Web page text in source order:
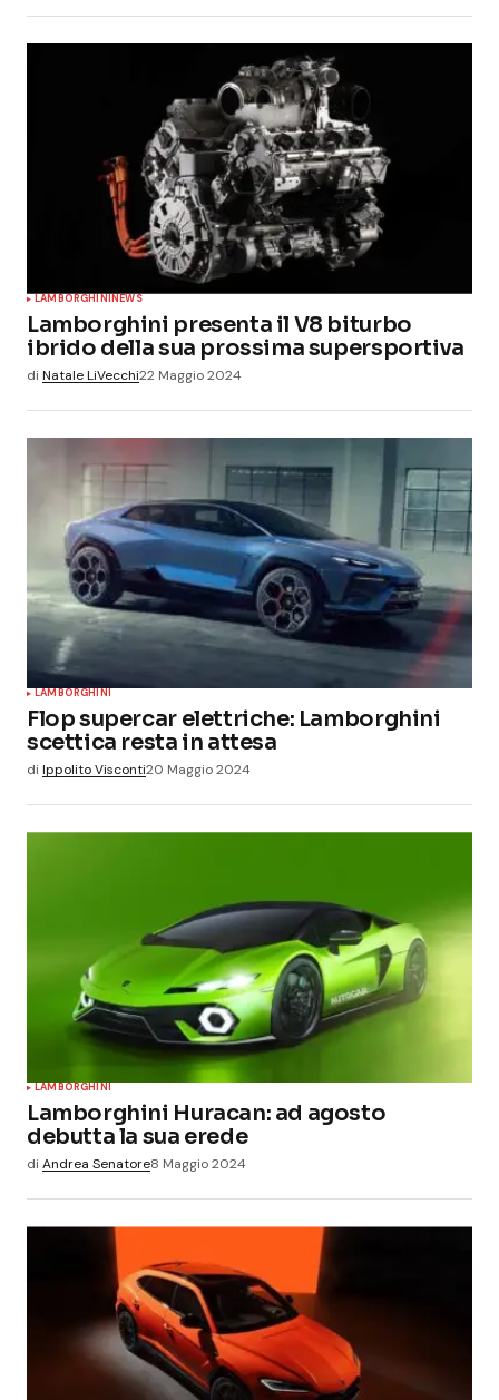
LAMBORGHININEWS
Lamborghini presenta il V8 biturbo
ibrido della sua prossima supersportiva
di Natale LiVecchi22 Maggio 2024
LAMBORGHINI
Flop supercar elettriche: Lamborghini
scettica resta in attesa
di Ippolito Visconti20 Maggio 2024
LAMBORGHINI
Lamborghini Huracan: ad agosto
debutta la sua erede
di Andrea Senatore8 Maggio 2024